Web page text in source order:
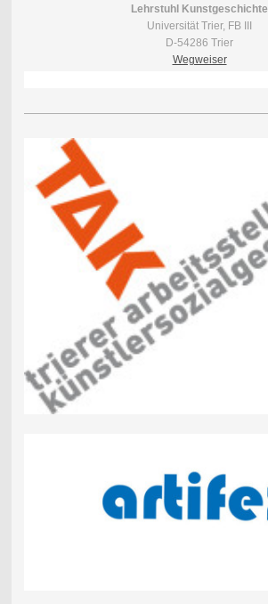
Lehrstuhl Kunstgeschichte
Universität Trier, FB III
D-54286 Trier
Wegweiser